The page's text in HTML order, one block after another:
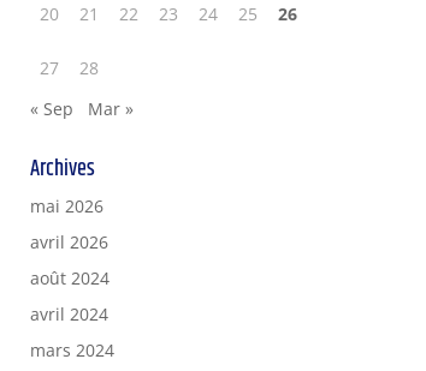
20 21 22 23 24 25 26
27
28
« Sep
Mar »
Archives
mai 2026
avril 2026
août 2024
avril 2024
mars 2024